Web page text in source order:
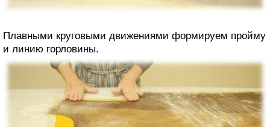
Плавными круговыми движениями формируем пройму
и линию горловины.